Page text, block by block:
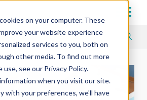
on your computer. These
your website experience
services to you, both on
other media. To find out more
see our Privacy Policy.
when you visit our site.
with your preferences, we'll have